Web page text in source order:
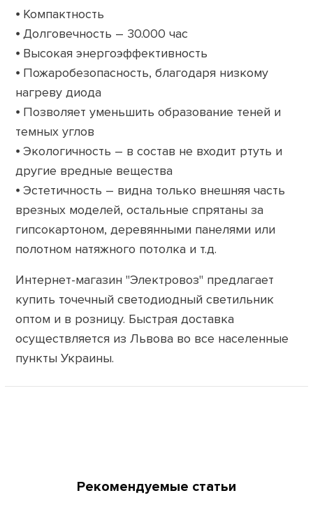
⦁ Компактность
⦁ Долговечность – 30.000 час
⦁ Высокая энергоэффективность
⦁ Пожаробезопасность, благодаря низкому
нагреву диода
⦁ Позволяет уменьшить образование теней и
темных углов
⦁ Экологичность – в состав не входит ртуть и
другие вредные вещества
⦁ Эстетичность – видна только внешняя часть
врезных моделей, остальные спрятаны за
гипсокартоном, деревянными панелями или
полотном натяжного потолка и т.д.
Интернет-магазин "Электровоз" предлагает
купить точечный светодиодный светильник
оптом и в розницу. Быстрая доставка
осуществляется из Львова во все населенные
пункты Украины.
Рекомендуемые статьи